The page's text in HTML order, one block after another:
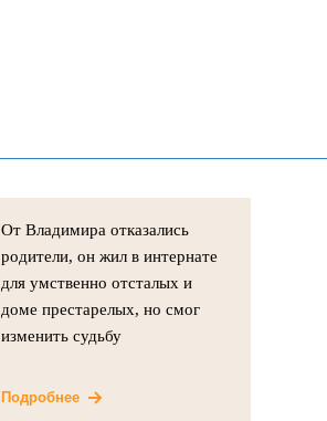
От Владимира отказались
родители, он жил в интернате
для умственно отсталых и
доме престарелых, но смог
изменить судьбу
Подробнее